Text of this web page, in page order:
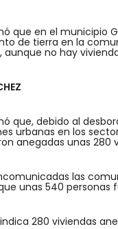
que en el municipio
de tierra en la
aunque no hay
que, debido al
urbanas en los
anegadas unas 280
las
unas 540 personas
280 viviendas